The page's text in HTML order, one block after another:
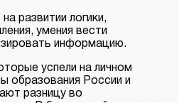
развитии логики,
умения вести
информацию.
успели на личном
образования России и
разницу во